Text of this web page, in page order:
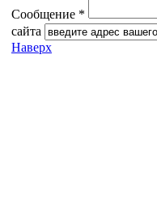
Сообщение *
сайта
Наверх